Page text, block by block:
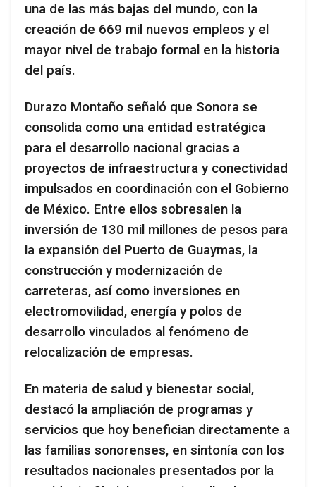
una de las más bajas del mundo, con la
creación de 669 mil nuevos empleos y el
mayor nivel de trabajo formal en la historia
del país.
Durazo Montaño señaló que Sonora se
consolida como una entidad estratégica
para el desarrollo nacional gracias a
proyectos de infraestructura y conectividad
impulsados en coordinación con el Gobierno
de México. Entre ellos sobresalen la
inversión de 130 mil millones de pesos para
la expansión del Puerto de Guaymas, la
construcción y modernización de
carreteras, así como inversiones en
electromovilidad, energía y polos de
desarrollo vinculados al fenómeno de
relocalización de empresas.
En materia de salud y bienestar social,
destacó la ampliación de programas y
servicios que hoy benefician directamente a
las familias sonorenses, en sintonía con los
resultados nacionales presentados por la